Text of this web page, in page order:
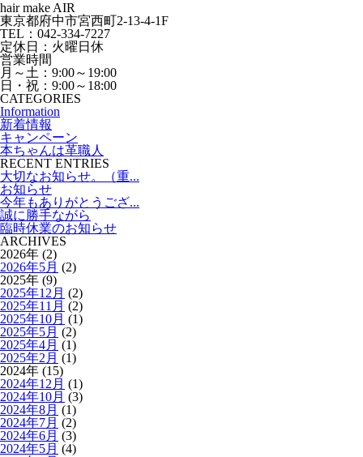
hair make AIR
東京都府中市宮西町2-13-4-1F
TEL：042-334-7227
定休日：火曜日休
営業時間
月～土：9:00～19:00
日・祝：9:00～18:00
CATEGORIES
Information
新着情報
キャンペーン
本ちゃんは革職人
RECENT ENTRIES
大切なお知らせ。（重...
お知らせ
今年もありがとうござ...
誠に勝手ながら
臨時休業のお知らせ
ARCHIVES
2026年 (2)
2026年5月 (2)
2025年 (9)
2025年12月 (2)
2025年11月 (2)
2025年10月 (1)
2025年5月 (2)
2025年4月 (1)
2025年2月 (1)
2024年 (15)
2024年12月 (1)
2024年10月 (3)
2024年8月 (1)
2024年7月 (2)
2024年6月 (3)
2024年5月 (4)